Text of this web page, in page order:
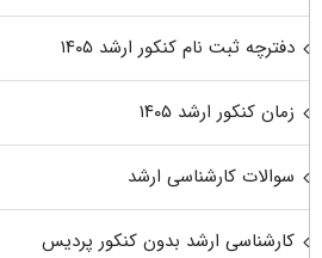
دفترچه ثبت نام کنکور ارشد ۱۴۰۵
زمان کنکور ارشد ۱۴۰۵
سوالات کارشناسی ارشد
کارشناسی ارشد بدون کنکور پردیس